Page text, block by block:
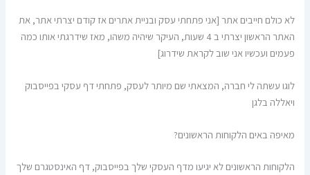
לא כולם חייבים אתר [אני פתחתי עסק ובניית אתרים אז קודם יצרתי אתר, את
האתר הראשון יצרתי ב 4 שעות, העיקר שיהיה משהו, מאז שידרגתי אותו כמה
פעמים ועכשיו אני שוב לקראת שידרוג]
לוגו עשתה לי חברה, המצאתי שם מיותר לעסק, פתחתי דף עסקי בפייסבוק
ויאללה בלגן
מאיפה באים הלקוחות הראשונים?
הלקוחות הראשונים לא יגיעו מדף העסקי שלך בפייסבוק, דף האינסטגרם שלך